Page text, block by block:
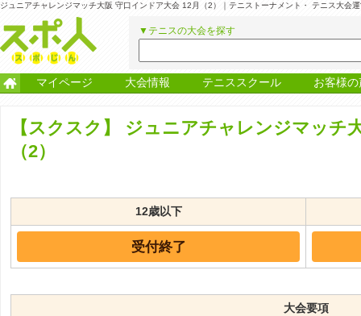
ジュニアチャレンジマッチ大阪 守口インドア大会 12月（2）｜テニストーナメント・ テニス大会
▼テニスの大会を探す
マイページ 大会情報 テニススクール お客様の
【スクスク】
ジュニアチャレンジマッチ
（2）
12歳以下
受付終了
大会要項